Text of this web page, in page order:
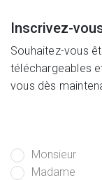
Inscrivez-
Souhaitez-vous
téléchargeables
vous dès
Monsieur
Madame